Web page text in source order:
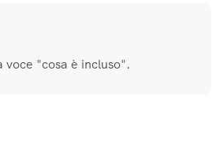
voce "cosa è incluso".